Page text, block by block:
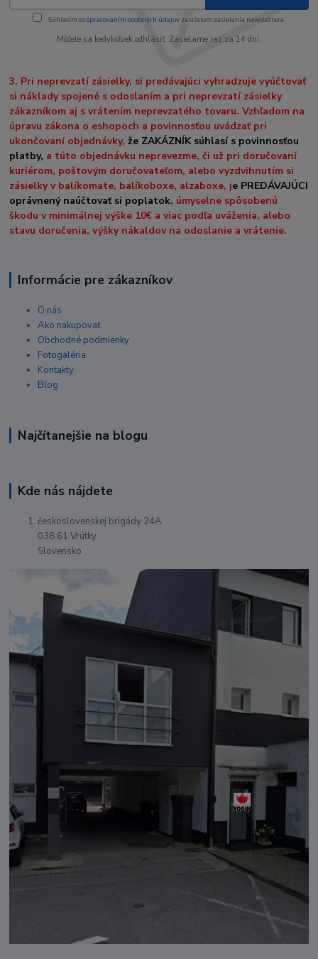
Súhlasím sospracovaním osobných údajov za účelom zasielania newslettera.
Môžete sa kedykoľvek odhlásiť. Zasielame raz za 14 dní.
3. Pri neprevzatí zásielky, si predávajúci vyhradzuje vyúčtovať
si náklady spojené s odoslaním a pri neprevzatí zásielky
zákazníkom aj s vrátením neprevzatého tovaru. Vzhľadom na
úpravu zákona o eshopoch a povinnosťou uvádzať pri
ukončovaní objednávky,že ZAKÁZNÍK súhlasí s povinnosťou
platby, a túto objednávku neprevezme, či už pri doručovaní
kuriérom, poštovým doručovateľom, alebo vyzdvihnutím si
zásielky v balíkomate, balíkoboxe, alzaboxe, je PREDÁVAJÚCI
oprávnený naúčtovať si poplatok, úmyselne spôsobenú
škodu v minimálnej výške 10€ a viac podľa uváženia, alebo
stavu doručenia, výšky nákaldov na odoslanie a vrátenie.
Informácie pre zákazníkov
O nás
Ako nakupovať
Obchodné podmienky
Fotogaléria
Kontakty
Blog
Najčítanejšie na blogu
Kde nás nájdete
československej brigády 24A
038 61 Vrútky
Slovensko